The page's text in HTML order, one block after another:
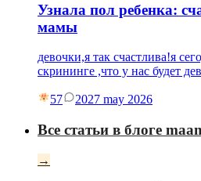
Узнала пол ребенка:
мамы
девочки,я так счастлива!я
скрининге ,что у нас будет
57 2027 may 2026
Все статьи в блоге
→